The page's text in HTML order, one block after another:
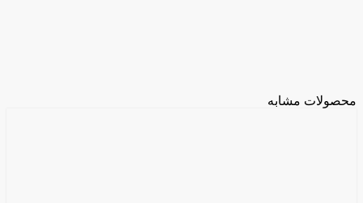
محصولات مشابه